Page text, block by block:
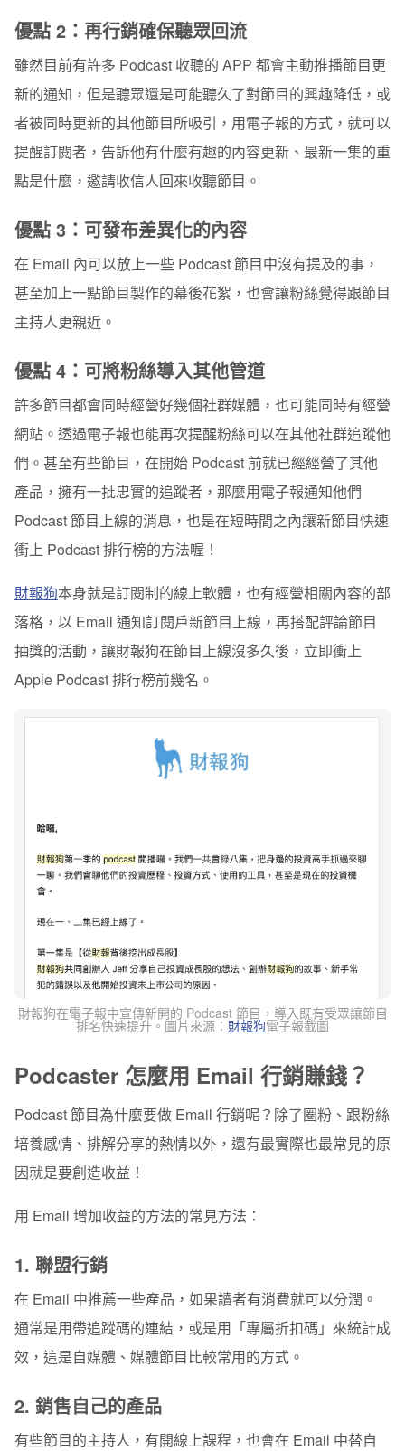
優點 2：再行銷確保聽眾回流
雖然目前有許多 Podcast 收聽的 APP 都會主動推播節目更
新的通知，但是聽眾還是可能聽久了對節目的興趣降低，或
者被同時更新的其他節目所吸引，用電子報的方式，就可以
提醒訂閱者，告訴他有什麼有趣的內容更新、最新一集的重
點是什麼，邀請收信人回來收聽節目。
優點 3：可發布差異化的內容
在 Email 內可以放上一些 Podcast 節目中沒有提及的事，
甚至加上一點節目製作的幕後花絮，也會讓粉絲覺得跟節目
主持人更親近。
優點 4：可將粉絲導入其他管道
許多節目都會同時經營好幾個社群媒體，也可能同時有經營
網站。透過電子報也能再次提醒粉絲可以在其他社群追蹤他
們。甚至有些節目，在開始 Podcast 前就已經經營了其他
產品，擁有一批忠實的追蹤者，那麼用電子報通知他們
Podcast 節目上線的消息，也是在短時間之內讓新節目快速
衝上 Podcast 排行榜的方法喔！
財報狗本身就是訂閱制的線上軟體，也有經營相關內容的部
落格，以 Email 通知訂閱戶新節目上線，再搭配評論節目
抽獎的活動，讓財報狗在節目上線沒多久後，立即衝上
Apple Podcast 排行榜前幾名。
財報狗在電子報中宣傳新開的 Podcast 節目，導入既有受眾讓節目
排名快速提升。圖片來源： 財報狗電子報截圖
Podcaster 怎麼用 Email 行銷賺錢？
Podcast 節目為什麼要做 Email 行銷呢？除了圈粉、跟粉絲
培養感情、排解分享的熱情以外，還有最實際也最常見的原
因就是要創造收益！
用 Email 增加收益的方法的常見方法：
1. 聯盟行銷
在 Email 中推薦一些產品，如果讀者有消費就可以分潤。
通常是用帶追蹤碼的連結，或是用「專屬折扣碼」來統計成
效，這是自媒體、媒體節目比較常用的方式。
2. 銷售自己的產品
有些節目的主持人，有開線上課程，也會在 Email 中替自